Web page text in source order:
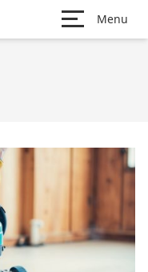
Menu